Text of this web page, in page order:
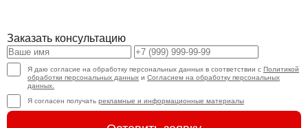
Заказать консультацию
Я даю согласие на обработку персональных данных в соответствии с Политикой
обработки персональных данных и Согласием на обработку персональных
данных.
Я согласен получать рекламные и информационные материалы